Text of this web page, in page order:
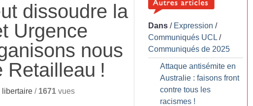
dissoudre la
Urgence
nous
Retailleau !
libertaire / 1671 vues
Dans / Expression /
Communiqués UCL /
Communiqués de 2025
Attaque antisémite en
Australie : faisons front
contre tous les
racismes !